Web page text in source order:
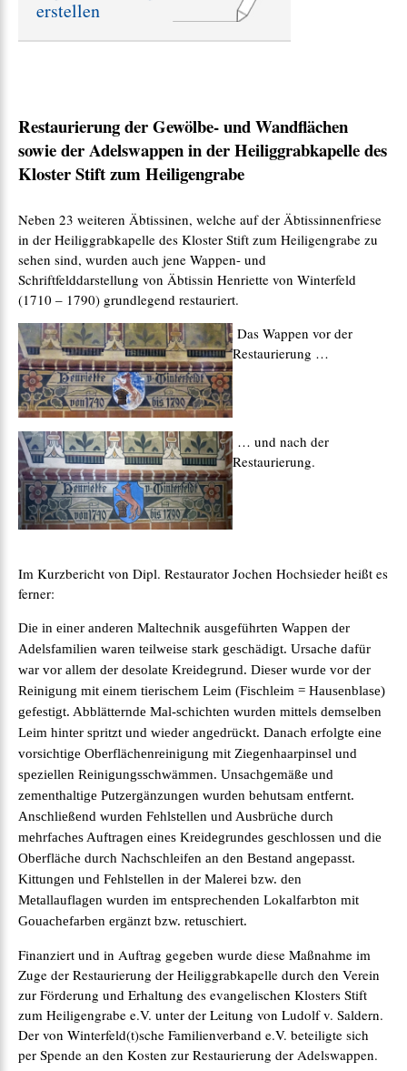
Restaurierung der Gewölbe- und Wandflächen
sowie der Adelswappen in der Heiliggrabkapelle des
Kloster Stift zum Heiligengrabe
Neben 23 weiteren Äbtissinen, welche auf der Äbtissinnenfriese
in der Heiliggrabkapelle des Kloster Stift zum Heiligengrabe zu
sehen sind, wurden auch jene Wappen- und
Schriftfelddarstellung von Äbtissin Henriette von Winterfeld
(1710 – 1790) grundlegend restauriert.
Das Wappen vor der
Restaurierung …
… und nach der
Restaurierung.
Im Kurzbericht von Dipl. Restaurator Jochen Hochsieder heißt es
ferner:
Die in einer anderen Maltechnik ausgeführten Wappen der
Adelsfamilien waren teilweise stark geschädigt. Ursache dafür
war vor allem der desolate Kreidegrund. Dieser wurde vor der
Reinigung mit einem tierischem Leim (Fischleim = Hausenblase)
gefestigt. Abblätternde Mal-schichten wurden mittels demselben
Leim hinter spritzt und wieder angedrückt. Danach erfolgte eine
vorsichtige Oberflächenreinigung mit Ziegenhaarpinsel und
speziellen Reinigungsschwämmen. Unsachgemäße und
zementhaltige Putzergänzungen wurden behutsam entfernt.
Anschließend wurden Fehlstellen und Ausbrüche durch
mehrfaches Auftragen eines Kreidegrundes geschlossen und die
Oberfläche durch Nachschleifen an den Bestand angepasst.
Kittungen und Fehlstellen in der Malerei bzw. den
Metallauflagen wurden im entsprechenden Lokalfarbton mit
Gouachefarben ergänzt bzw. retuschiert.
Finanziert und in Auftrag gegeben wurde diese Maßnahme im
Zuge der Restaurierung der Heiliggrabkapelle durch den Verein
zur Förderung und Erhaltung des evangelischen Klosters Stift
zum Heiligengrabe e.V. unter der Leitung von Ludolf v. Saldern.
Der von Winterfeld(t)sche Familienverband e.V. beteiligte sich
per Spende an den Kosten zur Restaurierung der Adelswappen.
:
erstellen